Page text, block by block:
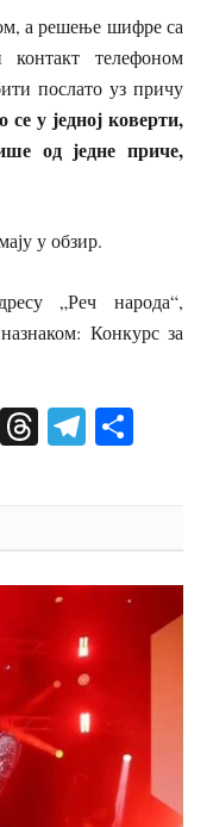
а решење шифре са
телефоном
послато уз причу
се у једној коверти,
од једне приче,
у обзир.
„Реч народа“,
Конкурс за
X Threads